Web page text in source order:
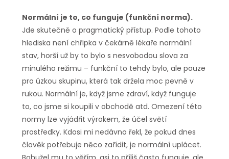
Normální je to, co funguje (funkční norma).
Jde skutečně o pragmatický přístup. Podle tohoto
hlediska není chřipka v čekárně lékaře normální
stav, horší už by to bylo s nesvobodou slova za
minulého režimu – funkční to tehdy bylo, ale pouze
pro úzkou skupinu, která tak držela moc pevně v
rukou. Normální je, když jsme zdraví, když funguje
to, co jsme si koupili v obchodě atd. Omezení této
normy lze vyjádřit výrokem, že účel světí
prostředky. Kdosi mi nedávno řekl, že pokud dnes
člověk potřebuje něco zařídit, je normální uplácet.